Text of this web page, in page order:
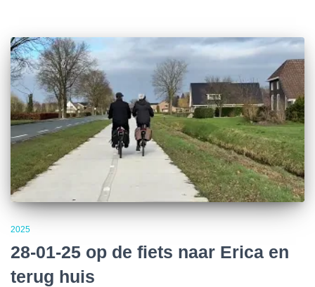
2025
28-01-25 op de fiets naar Erica en
terug huis